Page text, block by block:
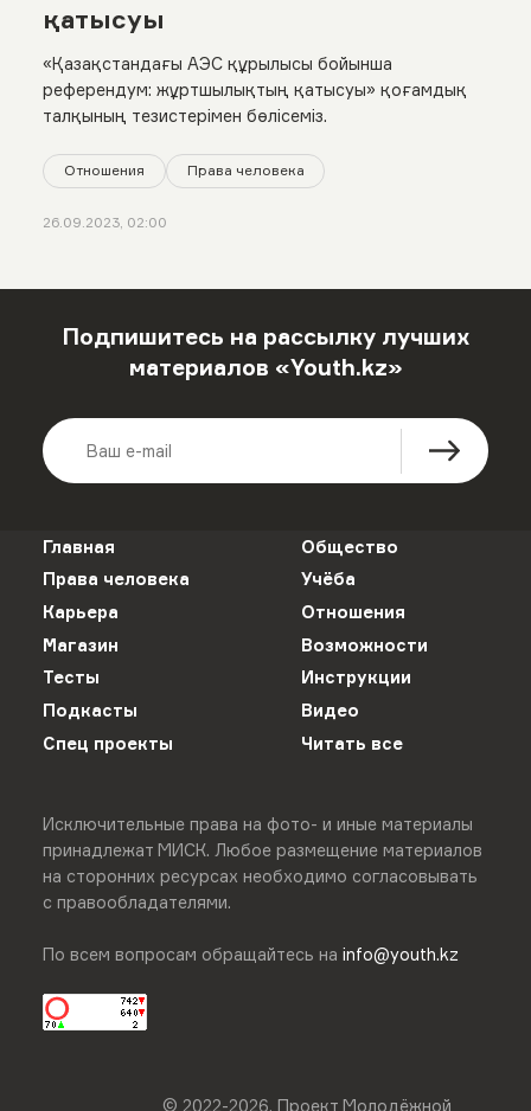
қатысуы
«Қазақстандағы АЭС құрылысы бойынша
референдум: жұртшылықтың қатысуы» қоғамдық
талқының тезистерімен бөлісеміз.
Отношения Права человека
26.09.2023, 02:00
Подпишитесь на рассылку лучших
материалов «Youth.kz»
Главная
Общество
Права человека
Учёба
Карьера
Отношения
Магазин
Возможности
Тесты
Инструкции
Подкасты
Видео
Спец проекты
Читать все
Исключительные права на фото- и иные материалы
принадлежат МИСК. Любое размещение материалов
на сторонних ресурсах необходимо согласовывать
с правообладателями.
По всем вопросам обращайтесь на info@youth.kz
© 2022-2026.Проект Молодёжной